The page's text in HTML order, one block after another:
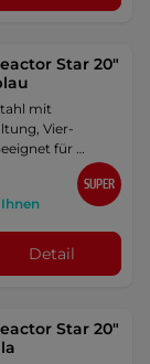
Star 20"
mit
Vier-
für …
Ihnen
SUPER
Detail
Star 20"